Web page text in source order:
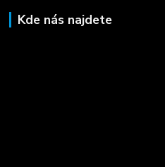
Kde nás najdete